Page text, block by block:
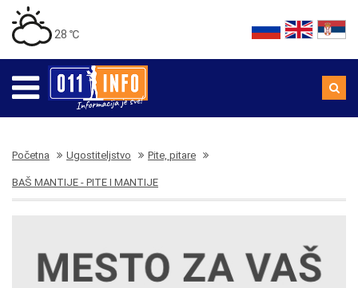
28 ℃
Početna Ugostiteljstvo Pite, pitare
BAŠ MANTIJE - PITE I MANTIJE